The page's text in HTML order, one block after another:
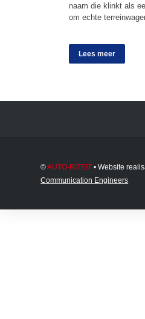
naam die klinkt als
om echte
Lees meer
©AUTO-RITEIT • Website
Communication Engineers